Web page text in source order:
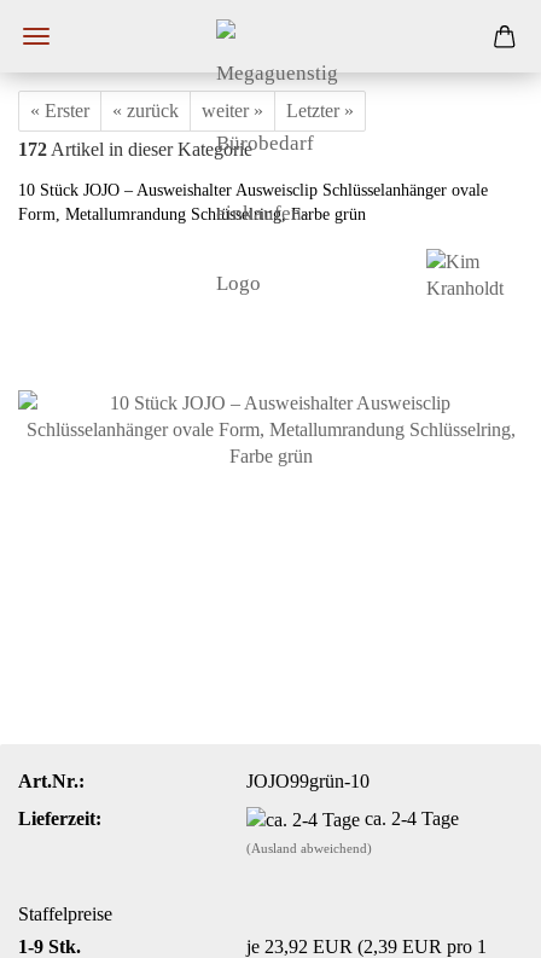
« Erster « zurück weiter »
Letzter »
172 Artikel in dieser Kategorie
10 Stück JOJO – Ausweishalter Ausweisclip Schlüsselanhänger ovale
Form, Metallumrandung Schlüsselring, Farbe grün
Art.Nr.:
JOJO99grün-10
Lieferzeit:
ca. 2-4 Tage
(Ausland abweichend)
Staffelpreise
1-9 Stk.
je 23,92 EUR (2,39 EUR pro 1